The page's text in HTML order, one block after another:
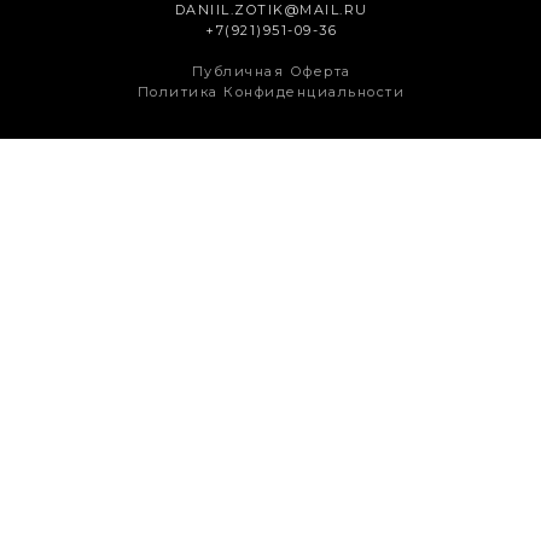
DANIIL.ZOTIK@MAIL.RU
+7(921)951-09-36
Публичная Оферта
Политика Конфиденциальности